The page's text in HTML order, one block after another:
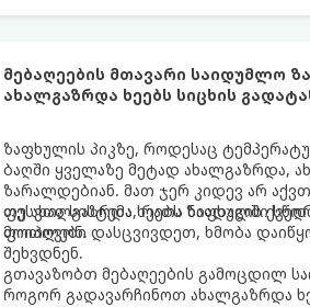
მებაღეების მთავარი საიდუმლო
ახალგაზრდა ხეებს სიცხის
ზაფხულის პიკზე, როდესაც
ბაღში ყველაზე მეტად ახალგაზრდა,
ზარალდებიან. მათ ჯერ კიდევ არ
ფესვთა სისტემა, რათა ნიადაგის
მოიპოვონ.
თუ ახალგაზრდა ხეებს ზაფხულში
ფოთლები დასცვივდეთ, ხმობა
შეხვდნენ.
გთავაზობთ მებაღეების გამოცდილ
როგორ გადავარჩინოთ ახალგაზრდა